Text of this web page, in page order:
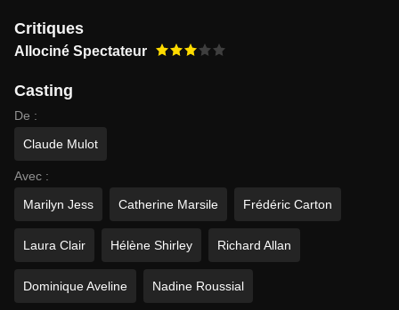
Critiques
Allociné Spectateur
Casting
De :
Claude Mulot
Avec :
Marilyn Jess
Catherine Marsile Frédéric Carton
Laura Clair Hélène Shirley Richard Allan
Dominique Aveline Nadine Roussial